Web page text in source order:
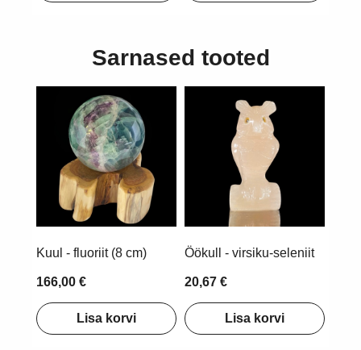
Sarnased tooted
Kuul - fluoriit (8 cm)
166,00 €
Lisa korvi
Öökull - virsiku-seleniit
20,67 €
Lisa korvi